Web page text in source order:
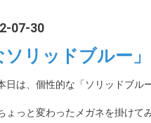
07-30
ソリッドブルー」
日は、個性的な「ソリッドブル
ょっと変わったメガネを掛けて